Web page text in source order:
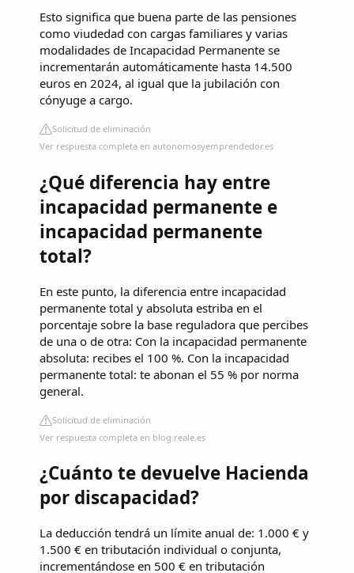
Esto significa que buena parte de las pensiones
como viudedad con cargas familiares y varias
modalidades de Incapacidad Permanente se
incrementarán automáticamente hasta 14.500
euros en 2024, al igual que la jubilación con
cónyuge a cargo.
Solicitud de eliminación
Ver respuesta completa en autonomosyemprendedor.es
¿Qué diferencia hay entre
incapacidad permanente e
incapacidad permanente
total?
En este punto, la diferencia entre incapacidad
permanente total y absoluta estriba en el
porcentaje sobre la base reguladora que percibes
de una o de otra: Con la incapacidad permanente
absoluta: recibes el 100 %. Con la incapacidad
permanente total: te abonan el 55 % por norma
general.
Solicitud de eliminación
Ver respuesta completa en blog.reale.es
¿Cuánto te devuelve Hacienda
por discapacidad?
La deducción tendrá un límite anual de: 1.000 € y
1.500 € en tributación individual o conjunta,
incrementándose en 500 € en tributación